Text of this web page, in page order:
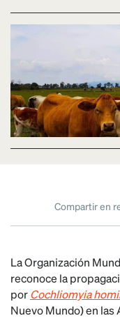
Compartir en
La Organización
reconoce la
porCochliomyia
Nuevo Mundo) en las